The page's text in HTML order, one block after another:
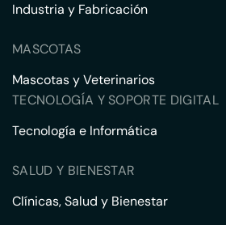
Industria y Fabricación
MASCOTAS
Mascotas y Veterinarios
TECNOLOGÍA Y SOPORTE DIGITAL
Tecnología e Informática
SALUD Y BIENESTAR
Clínicas, Salud y Bienestar